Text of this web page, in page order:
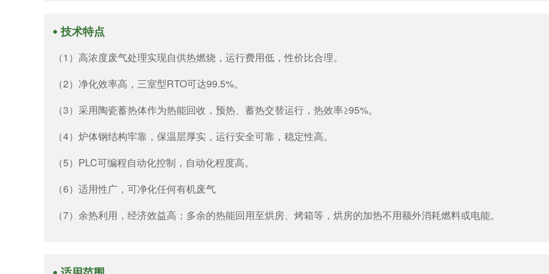
技术特点
（1）高浓度废气处理实现自供热燃烧，运行费用低，性价比合理。
（2）净化效率高，三室型RTO可达99.5%。
（3）采用陶瓷蓄热体作为热能回收，预热、蓄热交替运行，热效率≥95%。
（4）炉体钢结构牢靠，保温层厚实，运行安全可靠，稳定性高。
（5）PLC可编程自动化控制，自动化程度高。
（6）适用性广，可净化任何有机废气
（7）余热利用，经济效益高；多余的热能回用至烘房、烤箱等，烘房的加热不用额外消耗燃料或电能。